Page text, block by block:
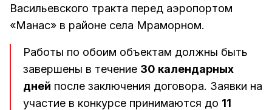
Васильевского тракта перед аэропортом
«Манас» в районе села Мраморном.
Работы по обоим объектам должны быть
завершены в течение 30 календарных
дней после заключения договора. Заявки на
участие в конкурсе принимаются до 11